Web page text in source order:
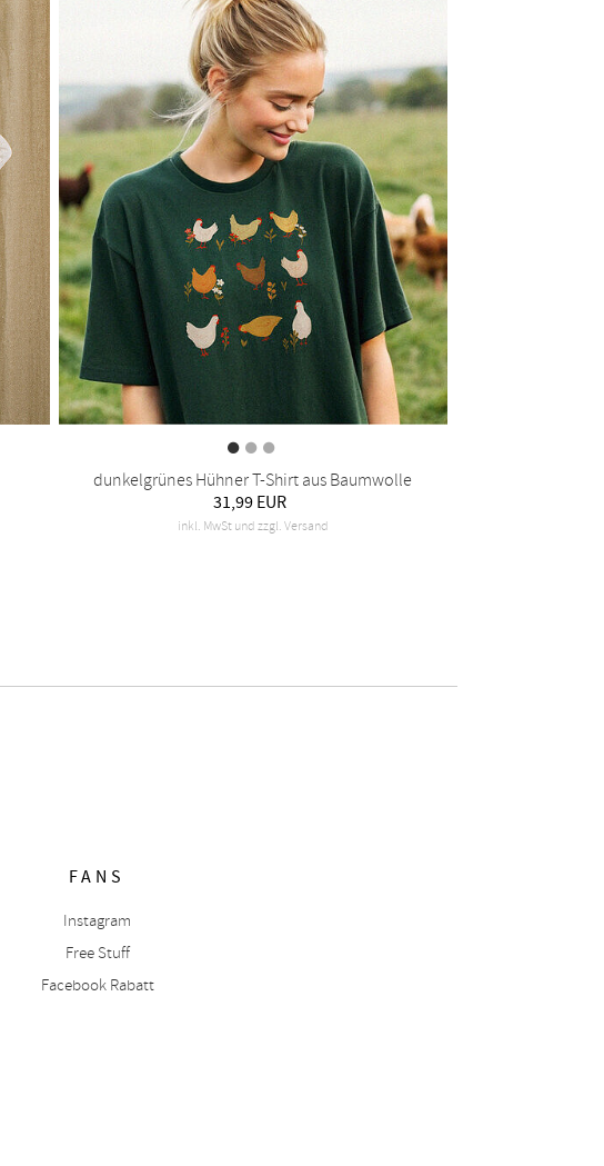
dunkelgrünes Hühner T-Shirt aus Baumwolle
31,99 EUR
inkl. MwSt und zzgl. Versand
FANS
Instagram
Free Stuff
Facebook Rabatt